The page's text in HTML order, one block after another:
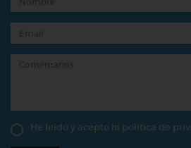
He leído y acepto la política de